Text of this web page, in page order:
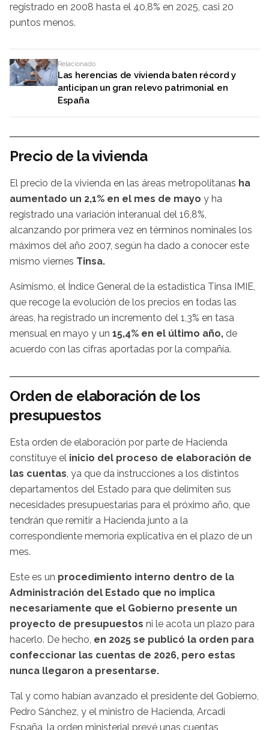
registrado en 2008 hasta el 40,8% en 2025, casi 20
puntos menos.
Relacionado
Las herencias de vivienda baten récord y
anticipan un gran relevo patrimonial en
España
Precio de la vivienda
El precio de la vivienda en las áreas metropolitanas ha
aumentado un 2,1% en el mes de mayo y ha
registrado una variación interanual del 16,8%,
alcanzando por primera vez en términos nominales los
máximos del año 2007, según ha dado a conocer este
mismo viernes Tinsa.
Asimismo, el Índice General de la estadística Tinsa IMIE,
que recoge la evolución de los precios en todas las
áreas, ha registrado un incremento del 1,3% en tasa
mensual en mayo y un 15,4% en el último año, de
acuerdo con las cifras aportadas por la compañía.
Orden de elaboración de los
presupuestos
Esta orden de elaboración por parte de Hacienda
constituye el inicio del proceso de elaboración de
las cuentas , ya que da instrucciones a los distintos
departamentos del Estado para que delimiten sus
necesidades presupuestarias para el próximo año, que
tendrán que remitir a Hacienda junto a la
correspondiente memoria explicativa en el plazo de un
mes.
Este es un procedimiento interno dentro de la
Administración del Estado que no implica
necesariamente que el Gobierno presente un
proyecto de presupuestos ni le acota un plazo para
hacerlo. De hecho, en 2025 se publicó la orden para
confeccionar las cuentas de 2026, pero estas
nunca llegaron a presentarse.
Tal y como habían avanzado el presidente del Gobierno,
Pedro Sánchez, y el ministro de Hacienda, Arcadi
España, la orden ministerial prevé unas cuentas